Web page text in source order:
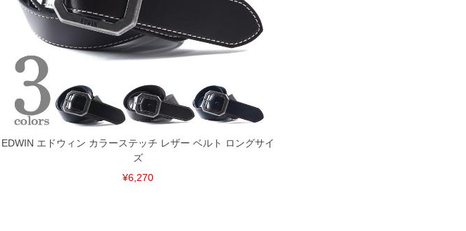
EDWIN エドウィン カラーステッチ レザー ベルト ロングサイ
ズ
¥6,270